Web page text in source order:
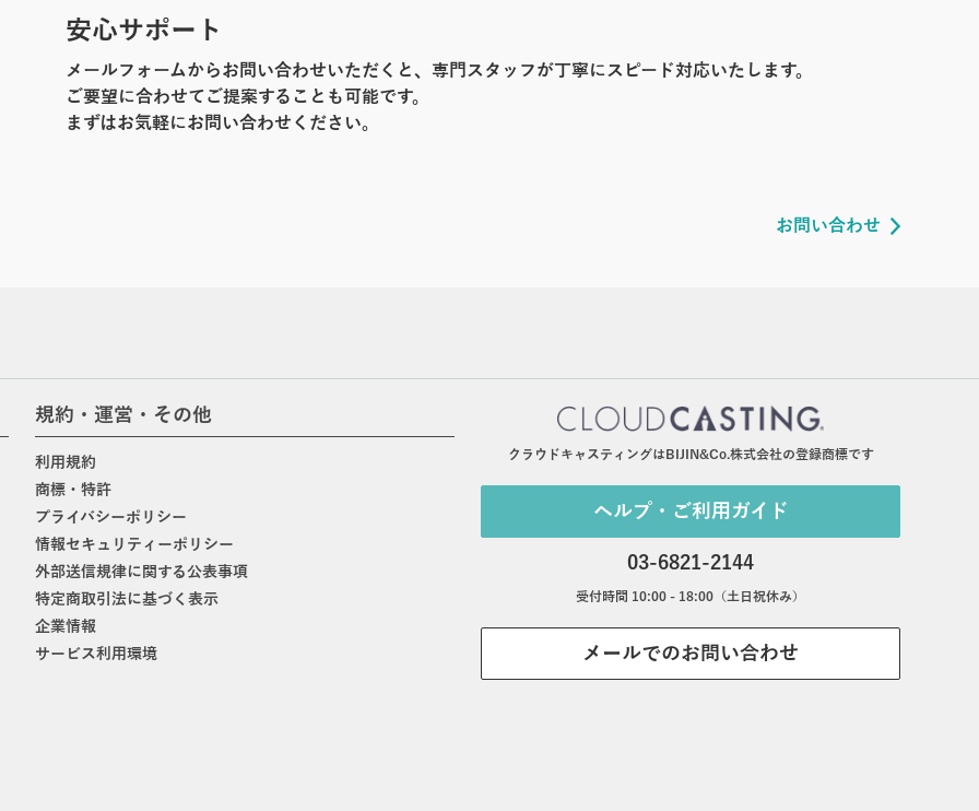
安心サポート
メールフォームからお問い合わせいただくと、専門スタッフが丁寧にスピード対応いたします。
ご要望に合わせてご提案することも可能です。
まずはお気軽にお問い合わせください。
お問い合わせ
規約・運営・その他
利用規約
商標・特許
プライバシーポリシー
情報セキュリティーポリシー
外部送信規律に関する公表事項
特定商取引法に基づく表示
企業情報
サービス利用環境
クラウドキャスティングはBIJIN&Co.株式会社の登録商標です
ヘルプ・ご利用ガイド
03-6821-2144
受付時間 10:00 - 18:00（土日祝休み）
メールでのお問い合わせ